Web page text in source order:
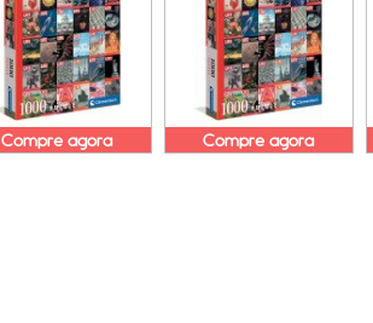
Compre agora Compre agora